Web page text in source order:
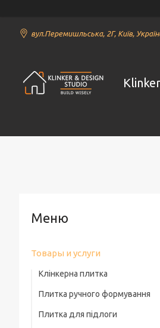
вул.Перемишльська, 2Г, Київ,
Товары и услуги
Клінкерна плитка
Плитка ручного формування
Плитка для підлоги